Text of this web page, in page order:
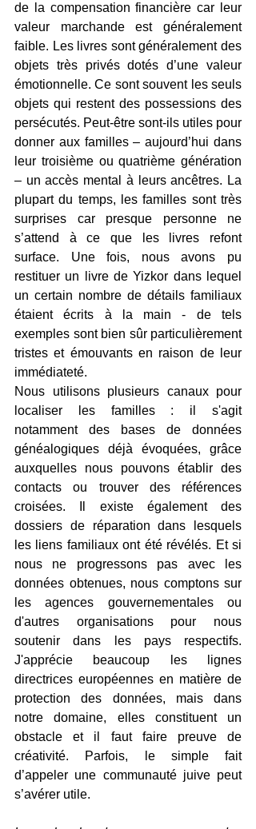
de la compensation financière car leur
valeur marchande est généralement
faible. Les livres sont généralement des
objets très privés dotés d’une valeur
émotionnelle. Ce sont souvent les seuls
objets qui restent des possessions des
persécutés. Peut-être sont-ils utiles pour
donner aux familles – aujourd’hui dans
leur troisième ou quatrième génération
– un accès mental à leurs ancêtres. La
plupart du temps, les familles sont très
surprises car presque personne ne
s’attend à ce que les livres refont
surface. Une fois, nous avons pu
restituer un livre de Yizkor dans lequel
un certain nombre de détails familiaux
étaient écrits à la main - de tels
exemples sont bien sûr particulièrement
tristes et émouvants en raison de leur
immédiateté.
Nous utilisons plusieurs canaux pour
localiser les familles : il s'agit
notamment des bases de données
généalogiques déjà évoquées, grâce
auxquelles nous pouvons établir des
contacts ou trouver des références
croisées. Il existe également des
dossiers de réparation dans lesquels
les liens familiaux ont été révélés. Et si
nous ne progressons pas avec les
données obtenues, nous comptons sur
les agences gouvernementales ou
d'autres organisations pour nous
soutenir dans les pays respectifs.
J'apprécie beaucoup les lignes
directrices européennes en matière de
protection des données, mais dans
notre domaine, elles constituent un
obstacle et il faut faire preuve de
créativité. Parfois, le simple fait
d’appeler une communauté juive peut
s’avérer utile.